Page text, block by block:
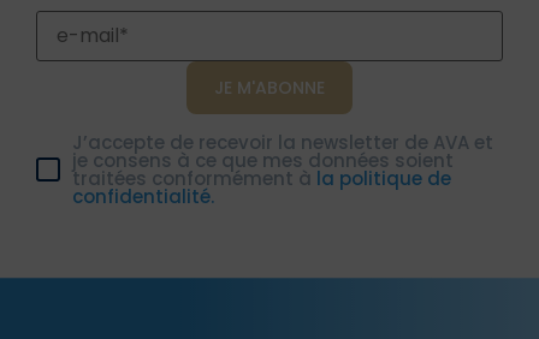
J’accepte de recevoir la newsletter de AVA et
je consens à ce que mes données soient
traitées conformément à la politique de
confidentialité.